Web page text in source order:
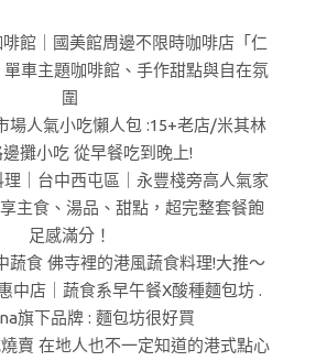
館｜國美館周邊不限時咖啡店「仁
車主題咖啡館、手作甜點與自在氛
圍
場人氣小吃懶人包 :15+老店/米其林
攤小吃 從早餐吃到晚上!
理｜台中西屯區｜永豐棧旁高人氣家
主食、湯品、甜點，超完整套餐飽
足感滿分！
蔬食 佛寺裡的港風蔬食料理!大推～
中店｜蔬食系早午餐X酸種麵包坊 .
旗下品牌 : 麵包坊很好買
賣 在地人也不一定知道的港式點心